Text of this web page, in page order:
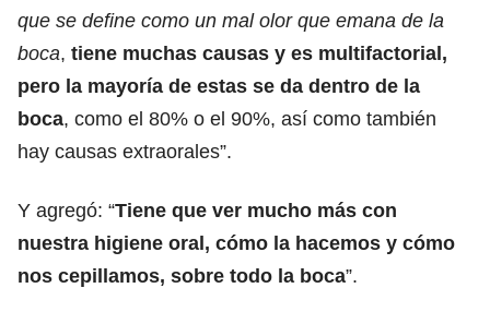
que se define como un mal olor que emana de la
boca, tiene muchas causas y es multifactorial,
pero la mayoría de estas se da dentro de la
boca, como el 80% o el 90%, así como también
hay causas extraorales”.
Y agregó: “Tiene que ver mucho más con
nuestra higiene oral, cómo la hacemos y cómo
nos cepillamos, sobre todo la boca”.